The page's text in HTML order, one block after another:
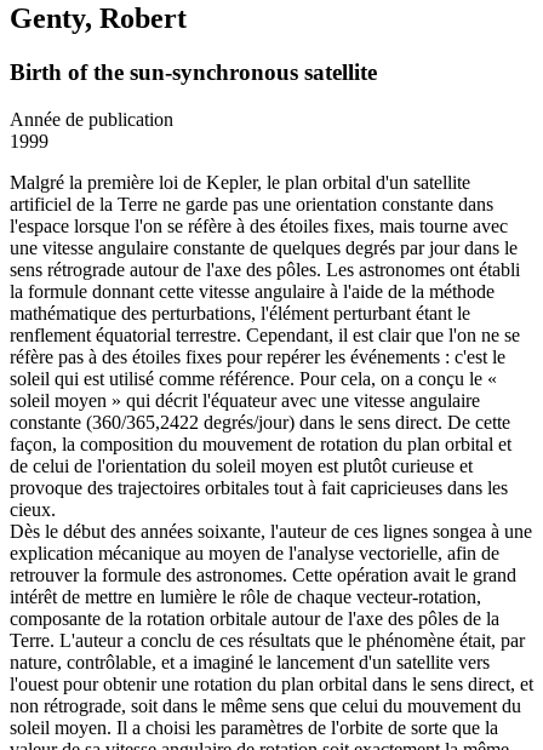
Genty, Robert
Birth of the sun-synchronous satellite
Année de publication
1999
Malgré la première loi de Kepler, le plan orbital d'un satellite
artificiel de la Terre ne garde pas une orientation constante dans
l'espace lorsque l'on se réfère à des étoiles fixes, mais tourne avec
une vitesse angulaire constante de quelques degrés par jour dans le
sens rétrograde autour de l'axe des pôles. Les astronomes ont établi
la formule donnant cette vitesse angulaire à l'aide de la méthode
mathématique des perturbations, l'élément perturbant étant le
renflement équatorial terrestre. Cependant, il est clair que l'on ne se
réfère pas à des étoiles fixes pour repérer les événements : c'est le
soleil qui est utilisé comme référence. Pour cela, on a conçu le «
soleil moyen » qui décrit l'équateur avec une vitesse angulaire
constante (360/365,2422 degrés/jour) dans le sens direct. De cette
façon, la composition du mouvement de rotation du plan orbital et
de celui de l'orientation du soleil moyen est plutôt curieuse et
provoque des trajectoires orbitales tout à fait capricieuses dans les
cieux.
Dès le début des années soixante, l'auteur de ces lignes songea à une
explication mécanique au moyen de l'analyse vectorielle, afin de
retrouver la formule des astronomes. Cette opération avait le grand
intérêt de mettre en lumière le rôle de chaque vecteur-rotation,
composante de la rotation orbitale autour de l'axe des pôles de la
Terre. L'auteur a conclu de ces résultats que le phénomène était, par
nature, contrôlable, et a imaginé le lancement d'un satellite vers
l'ouest pour obtenir une rotation du plan orbital dans le sens direct, et
non rétrograde, soit dans le même sens que celui du mouvement du
soleil moyen. Il a choisi les paramètres de l'orbite de sorte que la